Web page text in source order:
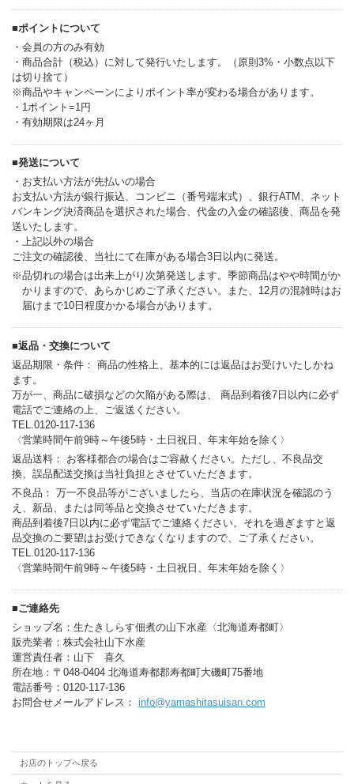
■ポイントについて
・会員の方のみ有効
・商品合計（税込）に対して発行いたします。（原則3%・小数点以下
は切り捨て）
※商品やキャンペーンによりポイント率が変わる場合があります。
・1ポイント=1円
・有効期限は24ヶ月
■発送について
・お支払い方法が先払いの場合
お支払い方法が銀行振込、コンビニ（番号端末式）、銀行ATM、ネット
バンキング決済商品を選択された場合、代金の入金の確認後、商品を発
送いたします。
・上記以外の場合
ご注文の確認後、当社にて在庫がある場合3日以内に発送。
※品切れの場合は出来上がり次第発送します。季節商品はやや時間がか
かりますので、あらかじめご了承ください。また、12月の混雑時はお
届けまで10日程度かかる場合があります。
■返品・交換について
返品期限・条件： 商品の性格上、基本的には返品はお受けいたしかね
ます。
万が一、商品に破損などの欠陥がある際は、 商品到着後7日以内に必ず
電話でご連絡の上、ご返送ください。
TEL.0120-117-136
〈営業時間午前9時～午後5時・土日祝日、年末年始を除く〉
返品送料： お客様都合の場合はご容赦ください。ただし、不良品交
換、誤品配送交換は当社負担とさせていただきます。
不良品： 万一不良品等がございましたら、当店の在庫状況を確認のう
え、新品、または同等品と交換させていただきます。
商品到着後7日以内に必ず電話でご連絡ください。それを過ぎますと返
品交換のご要望はお受けできなくなりますので、ご了承ください。
TEL.0120-117-136
〈営業時間午前9時～午後5時・土日祝日、年末年始を除く〉
■ご連絡先
ショップ名：生たきしらす佃煮の山下水産〈北海道寿都町〉
販売業者：株式会社山下水産
運営責任者：山下 喜久
所在地：〒048-0404 北海道寿都郡寿都町大磯町75番地
電話番号：0120-117-136
お問合せメールアドレス： info@yamashitasuisan.com
お店のトップへ戻る